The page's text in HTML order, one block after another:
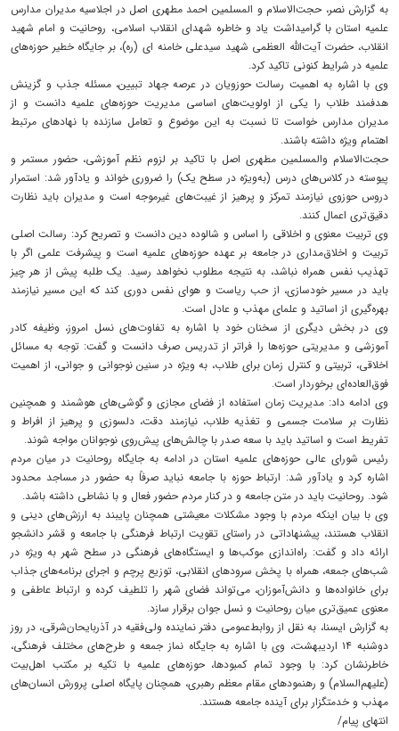
به گزارش نصر، حجت‌الاسلام و المسلمین احمد مطهری اصل در اجلاسیه مدیران مدارس
علمیه استان با گرامیداشت یاد و خاطره شهدای انقلاب اسلامی، روحانیت و امام شهید
انقلاب، حضرت آیت‌الله العظمی شهید سیدعلی خامنه ای (ره)، بر جایگاه خطیر حوزه‌های
علمیه در شرایط کنونی تاکید کرد.
وی با اشاره به اهمیت رسالت حوزویان در عرصه جهاد تبیین، مسئله جذب و گزینش
هدفمند طلاب را یکی از اولویت‌های اساسی مدیریت حوزه‌های علمیه دانست و از
مدیران مدارس خواست تا نسبت به این موضوع و تعامل سازنده با نهادهای مرتبط
اهتمام ویژه داشته باشند.
حجت‌الاسلام والمسلمین مطهری اصل با تاکید بر لزوم نظم آموزشی، حضور مستمر و
پیوسته در کلاس‌های درس (به‌ویژه در سطح یک) را ضروری خواند و یادآور شد: استمرار
دروس حوزوی نیازمند تمرکز و پرهیز از غیبت‌های غیرموجه است و مدیران باید نظارت
دقیق‌تری اعمال کنند.
وی تربیت معنوی و اخلاقی را اساس و شالوده دین دانست و تصریح کرد: رسالت اصلی
تربیت و اخلاق‌مداری در جامعه بر عهده حوزه‌های علمیه است و پیشرفت علمی اگر با
تهذیب نفس همراه نباشد، به نتیجه مطلوب نخواهد رسید. یک طلبه پیش از هر چیز
باید در مسیر خودسازی، از حب ریاست و هوای نفس دوری کند که این مسیر نیازمند
بهره‌گیری از اساتید و علمای مهذب و عادل است.
وی در بخش دیگری از سخنان خود با اشاره به تفاوت‌های نسل امروز، وظیفه کادر
آموزشی و مدیریتی حوزه‌ها را فراتر از تدریس صرف دانست و گفت: توجه به مسائل
اخلاقی، تربیتی و کنترل زمان برای طلاب، به ویژه در سنین نوجوانی و جوانی، از اهمیت
فوق‌العاده‌ای برخوردار است.
وی ادامه داد: مدیریت زمان استفاده از فضای مجازی و گوشی‌های هوشمند و همچنین
نظارت بر سلامت جسمی و تغذیه طلاب، نیازمند دقت، دلسوزی و پرهیز از افراط و
تفریط است و اساتید باید با سعه صدر با چالش‌های پیش‌روی نوجوانان مواجه شوند.
رئیس شورای عالی حوزه‌های علمیه استان در ادامه به جایگاه روحانیت در میان مردم
اشاره کرد و یادآور شد: ارتباط حوزه با جامعه نباید صرفاً به حضور در مساجد محدود
شود. روحانیت باید در متن جامعه و در کنار مردم حضور فعال و با نشاطی داشته باشد.
وی با بیان اینکه مردم با وجود مشکلات معیشتی همچنان پایبند به ارزش‌های دینی و
انقلاب هستند، پیشنهاداتی در راستای تقویت ارتباط فرهنگی با جامعه و قشر دانشجو
ارائه داد و گفت: راه‌اندازی موکب‌ها و ایستگاه‌های فرهنگی در سطح شهر به ویژه در
شب‌های جمعه، همراه با پخش سرودهای انقلابی، توزیع پرچم و اجرای برنامه‌های جذاب
برای خانواده‌ها و دانش‌آموزان، می‌تواند فضای شهر را تلطیف کرده و ارتباط عاطفی و
معنوی عمیق‌تری میان روحانیت و نسل جوان برقرار سازد.
به گزارش ایسنا، به نقل از روابط‌عمومی دفتر نماینده ولی‌فقیه در آذربایحان‌شرقی، در روز
دوشنبه ۱۴ اردیبهشت، وی با اشاره به جایگاه نماز جمعه و طرح‌های مختلف فرهنگی،
خاطرنشان کرد: با وجود تمام کمبودها، حوزه‌های علمیه با تکیه بر مکتب اهل‌بیت
(علیهم‌السلام) و رهنمودهای مقام معظم رهبری، همچنان پایگاه اصلی پرورش انسان‌های
مهذب و خدمتگزار برای آینده جامعه هستند.
انتهای پیام/